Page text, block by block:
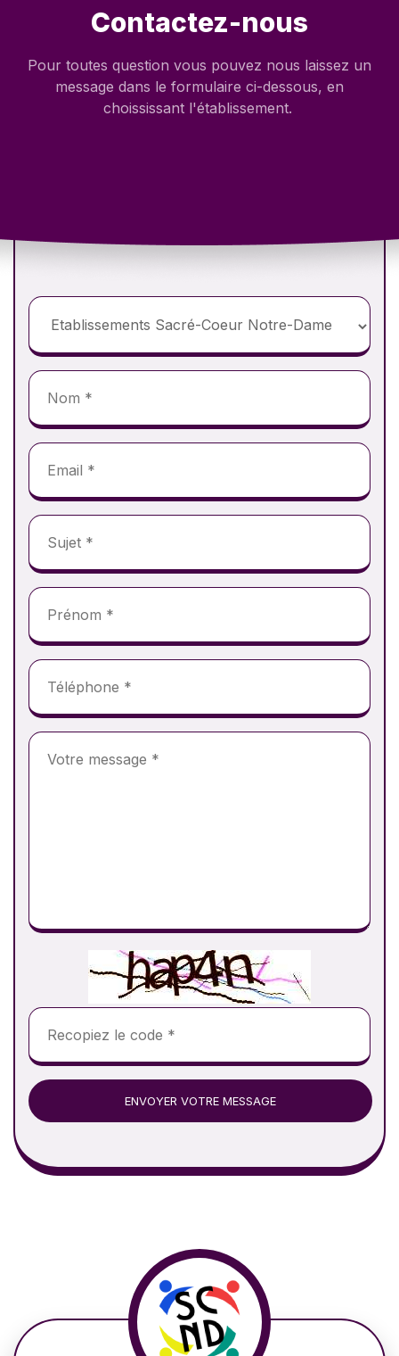
Contactez-nous
Pour toutes question vous pouvez nous laissez un
message dans le formulaire ci-dessous, en
choississant l'établissement.
ENVOYER VOTRE MESSAGE